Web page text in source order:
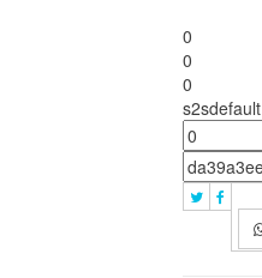
0
0
0
s2sdefault